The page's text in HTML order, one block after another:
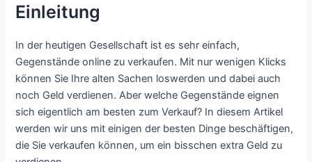
Einleitung
In der heutigen Gesellschaft ist es sehr einfach,
Gegenstände online zu verkaufen. Mit nur wenigen Klicks
können Sie Ihre alten Sachen loswerden und dabei auch
noch Geld verdienen. Aber welche Gegenstände eignen
sich eigentlich am besten zum Verkauf? In diesem Artikel
werden wir uns mit einigen der besten Dinge beschäftigen,
die Sie verkaufen können, um ein bisschen extra Geld zu